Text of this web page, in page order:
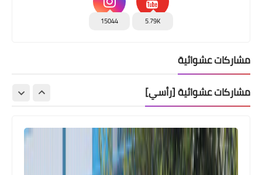
5.79K
15044
مشاركات عشوائية
مشاركات عشوائية [رأسي]